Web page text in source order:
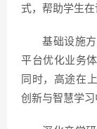
式，帮助学生在
基础设施
平台优化业务
同时，高途在
创新与智慧学习